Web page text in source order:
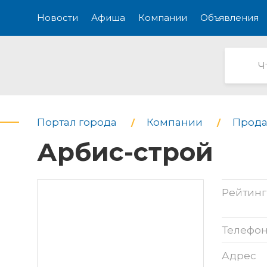
Новости Афиша Компании Объявления
Портал города Компании
Арбис-строй
Рейтинг
Телефон
Адрес